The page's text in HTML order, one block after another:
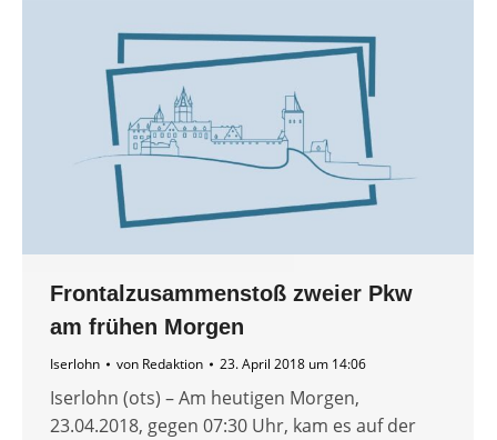
Frontalzusammenstoß zweier Pkw
am frühen Morgen
Iserlohn von Redaktion 23. April 2018 um 14:06
Iserlohn (ots) – Am heutigen Morgen,
23.04.2018, gegen 07:30 Uhr, kam es auf der